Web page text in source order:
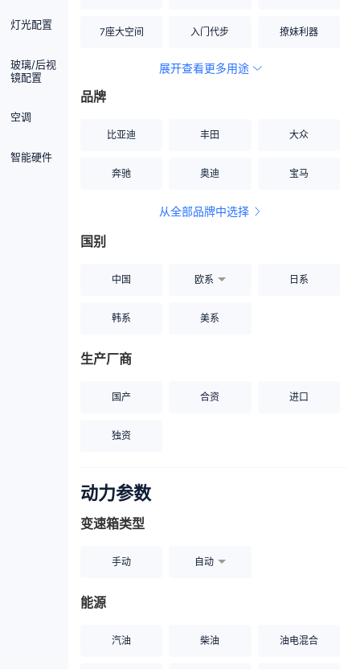
灯光配置
玻璃/后视
镜配置
空调
智能硬件
7座大空间 入门代步 撩妹利器
空间宽敞
展开查看更多用途
品牌
比亚迪 丰田 大众
奔驰 奥迪 宝马
从全部品牌中选择
国别
中国 欧系 日系
韩系 美系
生产厂商
国产 合资 进口
独资
动力参数
变速箱类型
手动 自动
能源
汽油 柴油 油电混合